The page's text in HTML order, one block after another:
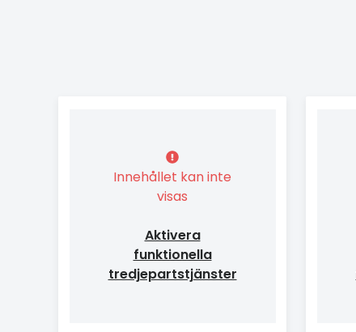
Innehållet kan inte
visas
Aktivera
funktionella
tredjepartstjänster